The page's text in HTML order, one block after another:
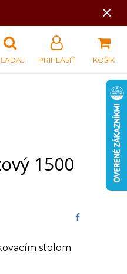
×
KOŠÍK
PRIHLÁSIŤ
1500
stolom